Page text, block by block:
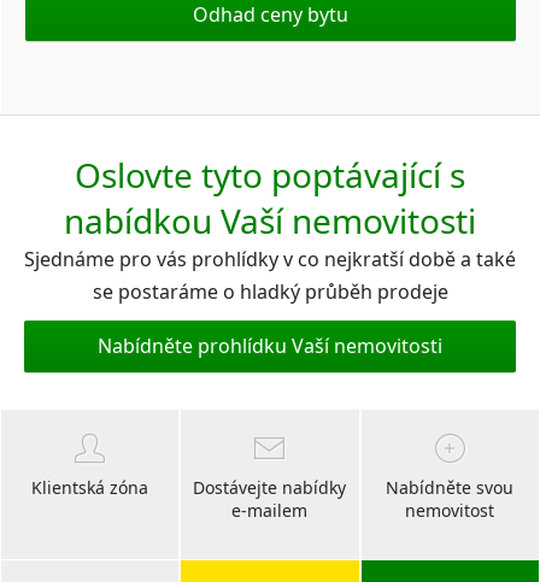
Odhad ceny bytu
Oslovte tyto poptávající s
nabídkou Vaší nemovitosti
Sjednáme pro vás prohlídky v co nejkratší době a také
se postaráme o hladký průběh prodeje
Nabídněte prohlídku Vaší nemovitosti
Klientská zóna
Dostávejte nabídky
e-mailem
Nabídněte svou
nemovitost